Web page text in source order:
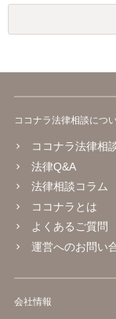
ココナラ法律相談につ
ココナラ法律相
法律Q&A
法律相談コラム
ココナラとは
よくあるご質問
運営へのお問い
会社情報